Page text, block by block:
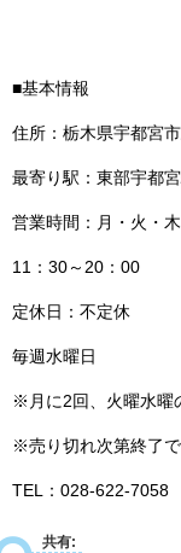
■基本情報
住所：栃木県宇都宮
最寄り駅：東部宇都
営業時間：月・火・
11：30～20：00
定休日：不定休
毎週水曜日
※月に2回、火曜水曜
※売り切れ次第終了で
TEL：028‐622‐7058
共有: